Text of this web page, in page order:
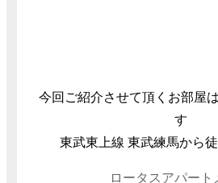
今回ご紹介させて頂くお部屋
す
東武東上線 東武練馬から
ロータスアパート